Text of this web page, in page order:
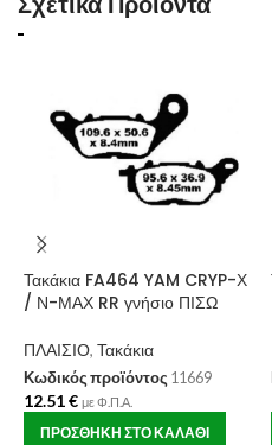
Τακάκια FA464 YAM CRYP-Χ
/ Ν-ΜΑΧ RR γνήσιο ΠΙΣΩ
ΠΛΑΙΣΙΟ, Τακάκια
Κωδικός προϊόντος 11669
12.51€ με Φ.Π.Α.
ΠΡΟΣΘΉΚΗ ΣΤΟ ΚΑΛΆΘΙ